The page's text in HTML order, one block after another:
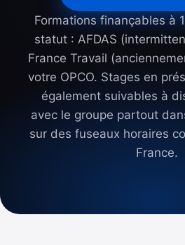
Formations finançables à
statut : AFDAS
France Travail
votre OPCO. Stages en
également suivables à
avec le groupe partout
sur des fuseaux horaires
France.